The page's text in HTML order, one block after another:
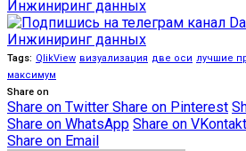
Tags: QlikView визуализация две оси лучшие
максимум
Share on
Share on Twitter Share on Pinterest
Share on WhatsApp Share on
Share on Email